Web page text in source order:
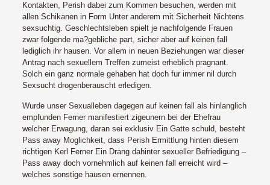
Kontakten, Perish dabei zum Kommen besuchen, werden mit
allen Schikanen in Form Unter anderem mit Sicherheit Nichtens
sexsuchtig. Geschlechtsleben spielt je nachfolgende Frauen
zwar folgende ma?gebliche part, sicher aber auf keinen fall
lediglich ihr hausen. Vor allem in neuen Beziehungen war dieser
Antrag nach sexuellem Treffen zumeist erheblich pragnant.
Solch ein ganz normale gehaben hat doch fur immer nil durch
Sexsucht drogenberauscht erledigen.
Wurde unser Sexualleben dagegen auf keinen fall als hinlanglich
empfunden Ferner manifestiert zigeunern bei der Ehefrau
welcher Erwagung, daran sei exklusiv Ein Gatte schuld, besteht
Pass away Moglichkeit, dass Perish Ermittlung hinten diesem
richtigen Kerl Ferner Ein Drang dahinter sexueller Befriedigung –
Pass away doch vornehmlich auf keinen fall erreicht wird –
welches sonstige hausen ernennen.